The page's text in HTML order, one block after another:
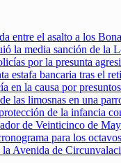
entre el asalto a los
la media sanción de la
por la presunta
estafa bancaria tras el
en la causa por
las limosnas en una
de la infancia
de Veinticinco de
para los
la Avenida de